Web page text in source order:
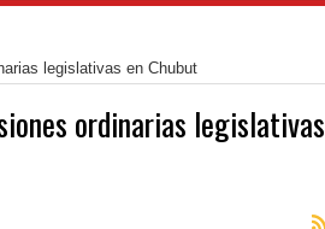
legislativas en Chubut
ordinarias legislativas